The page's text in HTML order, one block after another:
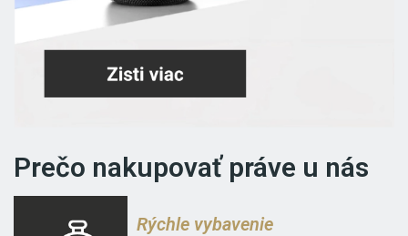
Prečo nakupovať práve u nás
Rýchle vybavenie